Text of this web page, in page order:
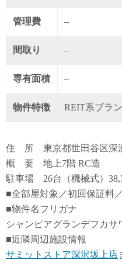
管理費 –
間取り –
専有面積 –
物件特徴 REIT系ブラ
住 所 東京都世田谷区深
概 要 地上7階 RC造
駐車場 26台（機械式）
■全部屋対象／初回保証料
■物件名フリガナ
シャンピアグランデフカサ
■近隣周辺施設情報
サミットストア深沢坂上店